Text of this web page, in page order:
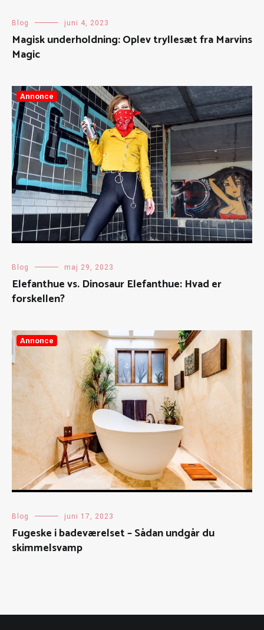
Blog juni 4, 2023
Magisk underholdning: Oplev tryllesæt fra Marvins
Magic
Annonce
Blog maj 29, 2023
Elefanthue vs. Dinosaur Elefanthue: Hvad er
forskellen?
Annonce
Blog juni 17, 2023
Fugeske i badeværelset – Sådan undgår du
skimmelsvamp